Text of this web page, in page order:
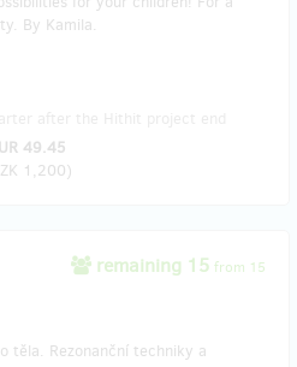
By Kamila.
49.45
1,200)
remaining 15 from 15
těla. Rezonanční techniky a